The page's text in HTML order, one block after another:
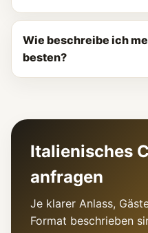
Wie beschreibe ich
besten?
Italienisches
anfragen
Je klarer Anlass,
Format beschrieben